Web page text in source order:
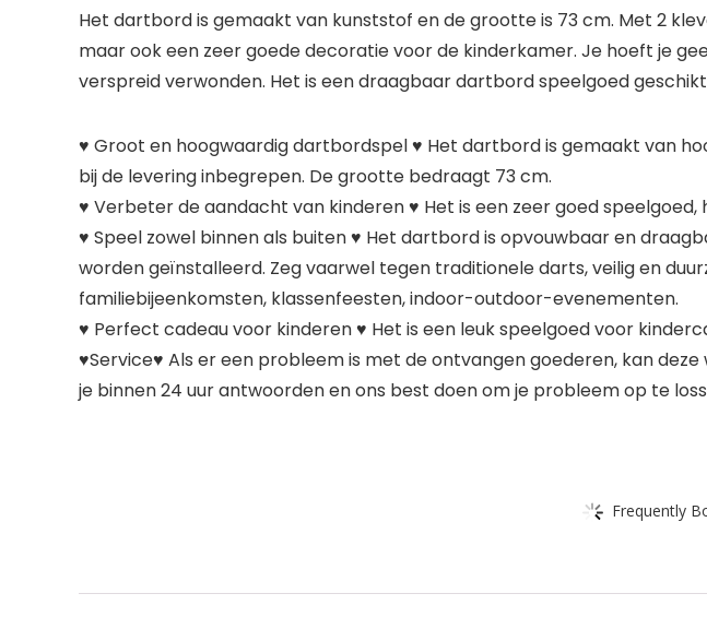
Het dartbord is gemaakt van kunststof en de grootte is 73 cm. Met 2
maar ook een zeer goede decoratie voor de kinderkamer. Je hoeft je
verspreid verwonden. Het is een draagbaar dartbord speelgoed
♥ Groot en hoogwaardig dartbordspel ♥ Het dartbord is gemaakt van
bij de levering inbegrepen. De grootte bedraagt 73 cm.
♥ Verbeter de aandacht van kinderen ♥ Het is een zeer goed
♥ Speel zowel binnen als buiten ♥ Het dartbord is opvouwbaar en
worden geïnstalleerd. Zeg vaarwel tegen traditionele darts, veilig en
familiebijeenkomsten, klassenfeesten, indoor-outdoor-evenementen.
♥ Perfect cadeau voor kinderen ♥ Het is een leuk speelgoed voor
♥Service♥ Als er een probleem is met de ontvangen goederen, kan
je binnen 24 uur antwoorden en ons best doen om je probleem op te
Frequently